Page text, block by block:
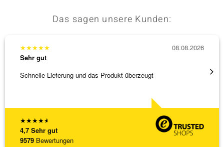
Das sagen unsere Kunden:
★★★★★
4,7 Sehr gut
9579 Bewertungen
★★★★★
Sehr gut
Schnelle Lieferung und das Produkt überzeugt
08.08.2026